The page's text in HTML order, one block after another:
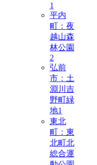
1
平内
町：夜
越山森
林公園
2
弘前
市：土
淵川吉
野町緑
地1
東北
町：東
北町北
総合運